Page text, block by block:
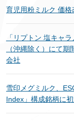
育児用粉ミルク 価
「リプトン 塩キャ
（沖縄除く）にて
会社
雪印メグミルク、
Index」構成銘柄に